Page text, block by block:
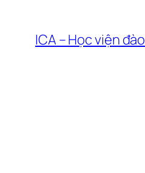
ICA – Học viện